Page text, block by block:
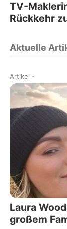
TV-
Rückkehr
Aktuelle
Artikel -
Laura
großem